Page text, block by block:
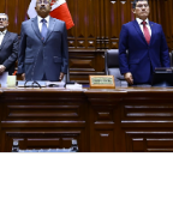
http://
https://